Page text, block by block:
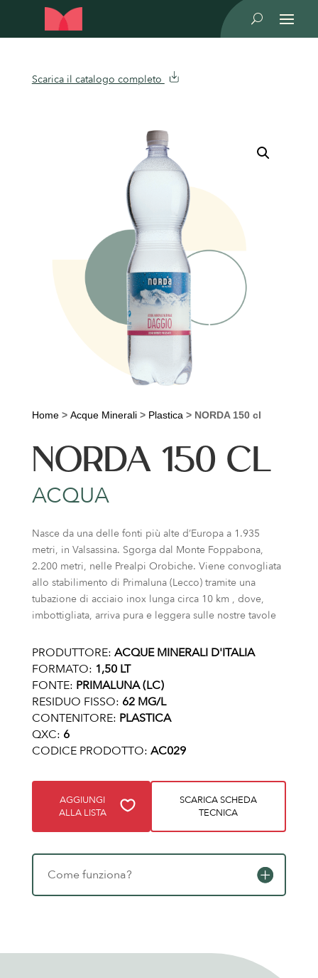
U
Scarica il catalogo completo
Home> Acque Minerali> Plastica > NORDA 150 cl
NORDA 150 CL
ACQUA
Nasce da una delle fonti più alte d’Europa a 1.935
metri, in Valsassina. Sgorga dal Monte Foppabona,
2.200 metri, nelle Prealpi Orobiche. Viene convogliata
allo stabilimento di Primaluna (Lecco) tramite una
tubazione di acciaio inox lunga circa 10 km , dove,
imbottigliata, arriva pura e leggera sulle nostre tavole
PRODUTTORE: ACQUE MINERALI D'ITALIA
FORMATO: 1,50 LT
FONTE: PRIMALUNA (LC)
RESIDUO FISSO: 62 MG/L
CONTENITORE: PLASTICA
QXC: 6
CODICE PRODOTTO: AC029
AGGIUNGI
ALLA LISTA
SCARICA SCHEDA
TECNICA
Come funziona?